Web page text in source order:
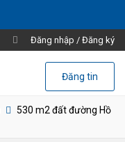
Đăng nhập / Đăng ký
Đăng tin
530 m2 đất đường Hồ